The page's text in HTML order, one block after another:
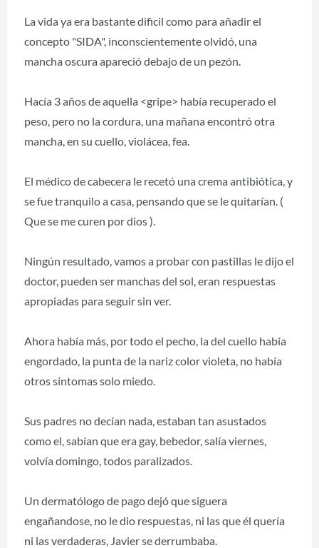
La vida ya era bastante dificil como para añadir el
concepto "SIDA", inconscientemente olvidó, una
mancha oscura apareció debajo de un pezón.
Hacía 3 años de aquella <gripe> había recuperado el
peso, pero no la cordura, una mañana encontró otra
mancha, en su cuello, violácea, fea.
El médico de cabecera le recetó una crema antibiótica, y
se fue tranquilo a casa, pensando que se le quitarían. (
Que se me curen por dios ).
Ningún resultado, vamos a probar con pastillas le dijo el
doctor, pueden ser manchas del sol, eran respuestas
apropiadas para seguir sin ver.
Ahora había más, por todo el pecho, la del cuello había
engordado, la punta de la nariz color violeta, no había
otros síntomas solo miedo.
Sus padres no decían nada, estaban tan asustados
como el, sabían que era gay, bebedor, salía viernes,
volvía domingo, todos paralizados.
Un dermatólogo de pago dejó que siguera
engañandose, no le dio respuestas, ni las que él quería
ni las verdaderas, Javier se derrumbaba.